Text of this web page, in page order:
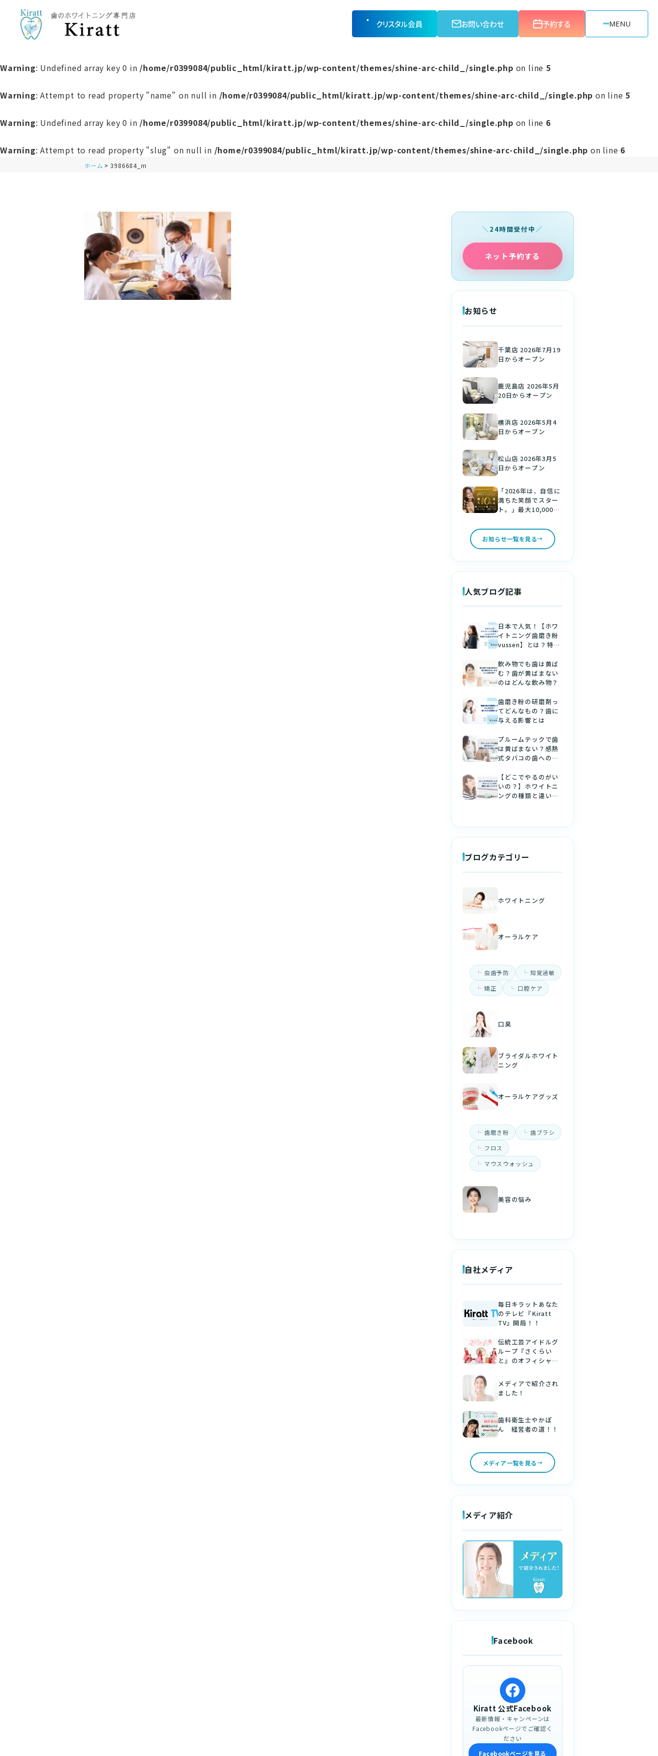
クリスタル会員 お問い合わせ 予約する MENU
Warning: Undefined array key 0 in /home/r0399084/public_html/kiratt.jp/wp-content/themes/shine-arc-child_/single.php on line 5
Warning: Attempt to read property "name" on null in /home/r0399084/public_html/kiratt.jp/wp-content/themes/shine-arc-child_/single.php on line 5
Warning: Undefined array key 0 in /home/r0399084/public_html/kiratt.jp/wp-content/themes/shine-arc-child_/single.php on line 6
Warning: Attempt to read property "slug" on null in /home/r0399084/public_html/kiratt.jp/wp-content/themes/shine-arc-child_/single.php on line 6
ホーム 3986684_m
24時間受付中
ネット予約する
お知らせ
千葉店 2026年7月19
日からオープン
鹿児島店 2026年5月
20日からオープン
横浜店 2026年5月4
日からオープン
松山店 2026年3月5
日からオープン
「2026年は、自信に
満ちた笑顔でスター
ト。」最大10,000円
新しい年は、美しい
白い歯で。
お知らせ一覧を見る
人気ブログ記事
日本で人気！【ホワ
イトニング歯磨き粉
vussen】とは？特徴
飲み物でも歯は黄ば
む？歯が黄ばまない
のはどんな飲み物？
歯磨き粉の研磨剤っ
てどんなもの？歯に
与える影響とは
プルームテックで歯
は黄ばまない？感熱
式タバコの歯への影
【どこでやるのがい
いの？】ホワイトニ
ングの種類と違いに
ブログカテゴリー
ホワイトニング
オーラルケア
虫歯予防
知覚過敏
矯正
口腔ケア
口臭
ブライダルホワイト
ニング
オーラルケアグッズ
歯磨き粉
歯ブラシ
フロス
マウスウォッシュ
美容の悩み
自社メディア
毎日キラットあなた
のテレビ『Kiratt
TV』開局！！
伝統工芸アイドルグ
ループ『さくらい
と』のオフィシャル
した！
メディアで紹介され
ました！
歯科衛生士やかぽ
ん 経営者の道！！
メディア一覧を見る
メディア紹介
Facebook
Kiratt 公式Facebook
最新情報・キャンペーンは
Facebookページでご確認く
ださい
Facebookページを見る